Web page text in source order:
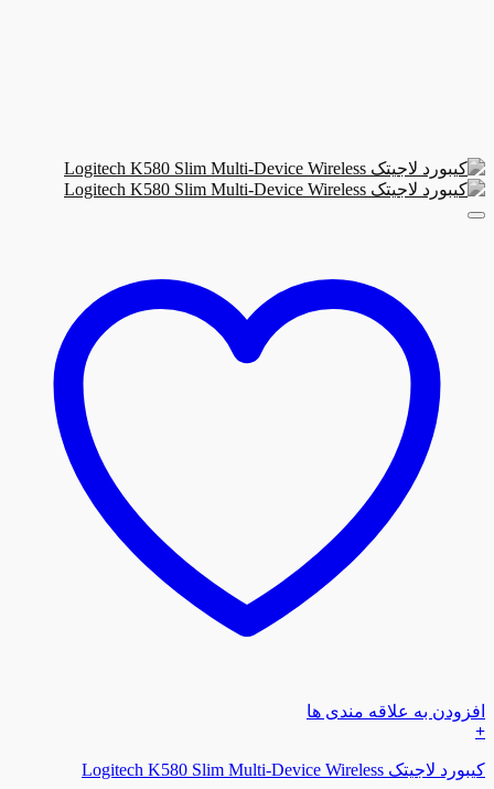
افزودن به علاقه مندی ها
+
کیبورد لاجیتک Logitech K580 Slim Multi-Device Wireless